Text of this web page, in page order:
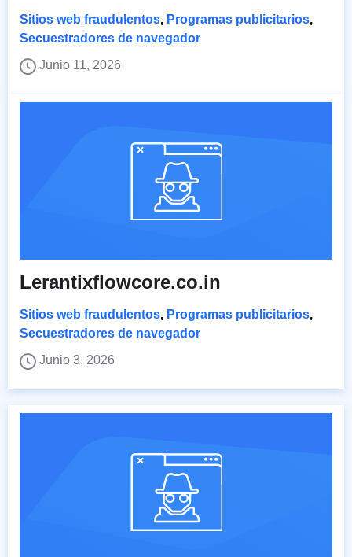
Sitios web fraudulentos, Programas publicitarios,
Secuestradores de navegador
Junio 11, 2026
Lerantixflowcore.co.in
Sitios web fraudulentos, Programas publicitarios,
Secuestradores de navegador
Junio 3, 2026